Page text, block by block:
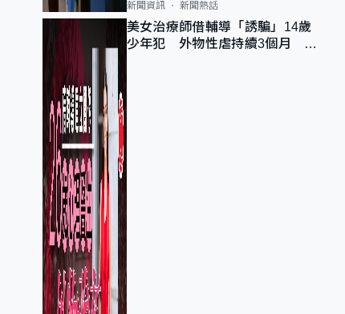
新聞資訊 新聞熱話
美女治療師借輔導「誘騙」14歲
少年犯 外物性虐持續3個月 受